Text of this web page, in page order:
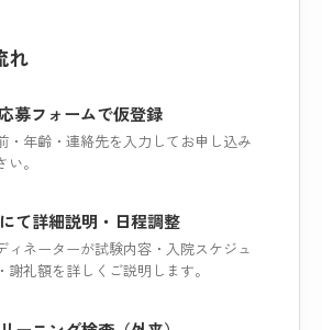
れ
募フォームで仮登録
・年齢・連絡先を入力してお申し込み
い。
て詳細説明・日程調整
ィネーターが試験内容・入院スケジュ
謝礼額を詳しくご説明します。